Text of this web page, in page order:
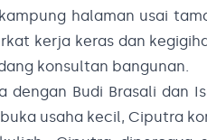
halaman usai
kerja keras dan
konsultan bangunan.
dengan Budi Brasali dan
usaha kecil, Ciputra